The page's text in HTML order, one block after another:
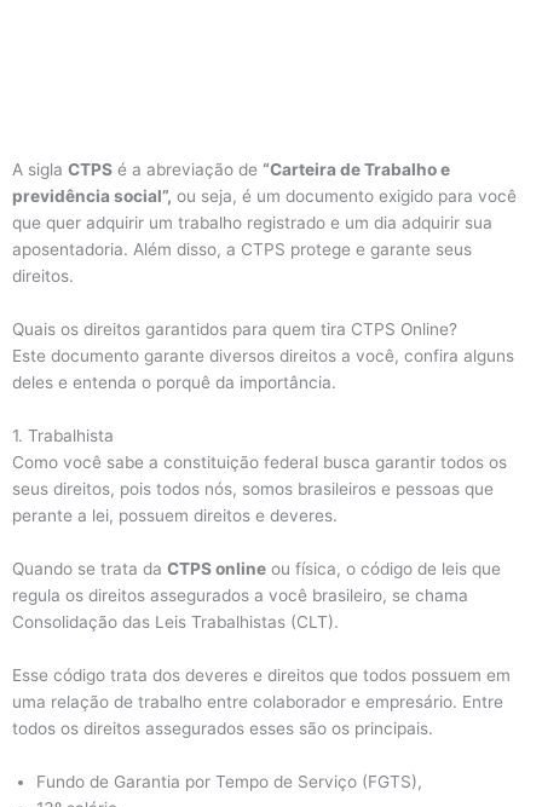
A sigla CTPS é a abreviação de “Carteira de Trabalho e
previdência social”, ou seja, é um documento exigido para você
que quer adquirir um trabalho registrado e um dia adquirir sua
aposentadoria. Além disso, a CTPS protege e garante seus
direitos.
Quais os direitos garantidos para quem tira CTPS Online?
Este documento garante diversos direitos a você, confira alguns
deles e entenda o porquê da importância.
1. Trabalhista
Como você sabe a constituição federal busca garantir todos os
seus direitos, pois todos nós, somos brasileiros e pessoas que
perante a lei, possuem direitos e deveres.
Quando se trata da CTPS online ou física, o código de leis que
regula os direitos assegurados a você brasileiro, se chama
Consolidação das Leis Trabalhistas (CLT).
Esse código trata dos deveres e direitos que todos possuem em
uma relação de trabalho entre colaborador e empresário. Entre
todos os direitos assegurados esses são os principais.
Fundo de Garantia por Tempo de Serviço (FGTS),